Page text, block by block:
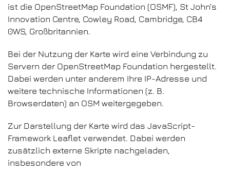
ist die OpenStreetMap Foundation (OSMF), St John’s
Innovation Centre, Cowley Road, Cambridge, CB4
0WS, Großbritannien.
Bei der Nutzung der Karte wird eine Verbindung zu
Servern der OpenStreetMap Foundation hergestellt.
Dabei werden unter anderem Ihre IP-Adresse und
weitere technische Informationen (z. B.
Browserdaten) an OSM weitergegeben.
Zur Darstellung der Karte wird das JavaScript-
Framework Leaflet verwendet. Dabei werden
zusätzlich externe Skripte nachgeladen,
insbesondere von